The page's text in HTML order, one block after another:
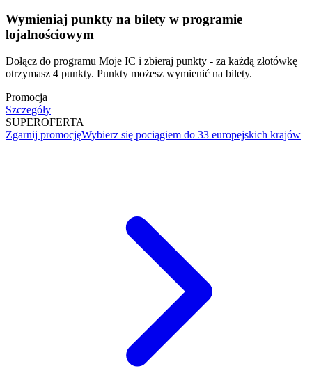
Wymieniaj punkty na bilety w programie
lojalnościowym
Dołącz do programu Moje IC i zbieraj punkty - za każdą złotówkę
otrzymasz 4 punkty. Punkty możesz wymienić na bilety.
Promocja
Szczegóły
SUPEROFERTA
Zgarnij promocjęWybierz się pociągiem do 33 europejskich krajów